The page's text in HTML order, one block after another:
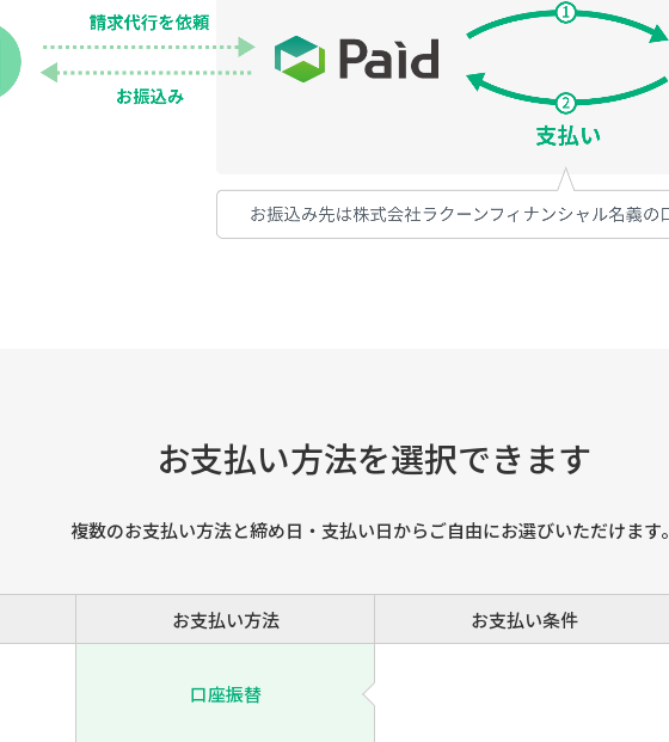
お支払い方法を選択できます
複数のお支払い方法と締め日・支払い日からご自由にお選びいただけます。
お支払い方法 お支払い条件
口座振替